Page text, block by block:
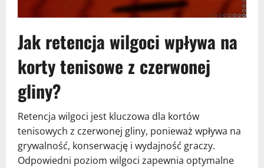
Jak retencja wilgoci wpływa na
korty tenisowe z czerwonej
gliny?
Retencja wilgoci jest kluczowa dla kortów
tenisowych z czerwonej gliny, ponieważ wpływa na
grywalność, konserwację i wydajność graczy.
Odpowiedni poziom wilgoci zapewnia optymalne